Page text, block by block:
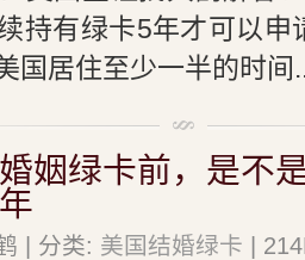
持有绿卡5年才可以申
国居住至少一半的时间
姻绿卡前，是不
| 分类: 美国结婚绿卡 |